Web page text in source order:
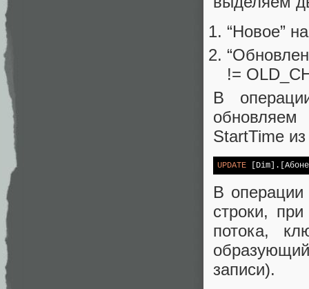
“Новое”
!=
В
StartTime
UPDATE
В операции
строки,
потока,
записи).